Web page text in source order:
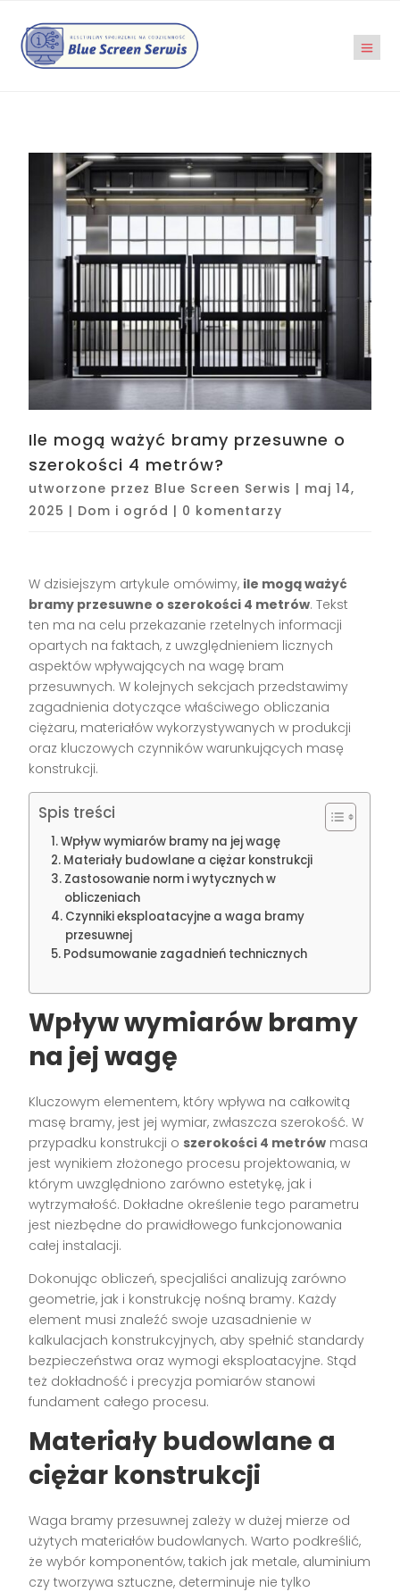
Ile mogą ważyć bramy przesuwne o
szerokości 4 metrów?
utworzone przez Blue Screen Serwis | maj 14,
2025 | Dom i ogród | 0 komentarzy
W dzisiejszym artykule omówimy, ile mogą ważyć
bramy przesuwne o szerokości 4 metrów. Tekst
ten ma na celu przekazanie rzetelnych informacji
opartych na faktach, z uwzględnieniem licznych
aspektów wpływających na wagę bram
przesuwnych. W kolejnych sekcjach przedstawimy
zagadnienia dotyczące właściwego obliczania
ciężaru, materiałów wykorzystywanych w produkcji
oraz kluczowych czynników warunkujących masę
konstrukcji.
Spis treści
Wpływ wymiarów bramy na jej wagę
Materiały budowlane a ciężar konstrukcji
Zastosowanie norm i wytycznych w
obliczeniach
Czynniki eksploatacyjne a waga bramy
przesuwnej
Podsumowanie zagadnień technicznych
Wpływ wymiarów bramy
na jej wagę
Kluczowym elementem, który wpływa na całkowitą
masę bramy, jest jej wymiar, zwłaszcza szerokość. W
przypadku konstrukcji o szerokości 4 metrów masa
jest wynikiem złożonego procesu projektowania, w
którym uwzględniono zarówno estetykę, jak i
wytrzymałość. Dokładne określenie tego parametru
jest niezbędne do prawidłowego funkcjonowania
całej instalacji.
Dokonując obliczeń, specjaliści analizują zarówno
geometrie, jak i konstrukcję nośną bramy. Każdy
element musi znaleźć swoje uzasadnienie w
kalkulacjach konstrukcyjnych, aby spełnić standardy
bezpieczeństwa oraz wymogi eksploatacyjne. Stąd
też dokładność i precyzja pomiarów stanowi
fundament całego procesu.
Materiały budowlane a
ciężar konstrukcji
Waga bramy przesuwnej zależy w dużej mierze od
użytych materiałów budowlanych. Warto podkreślić,
że wybór komponentów, takich jak metale, aluminium
czy tworzywa sztuczne, determinuje nie tylko